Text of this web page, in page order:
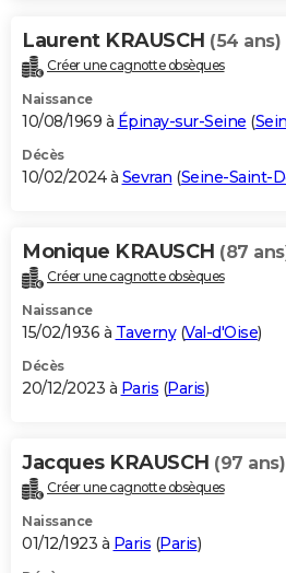
Carte de Noël
Carte Bonne année
Carte Saint-Valentin
Carte Pâques
Carte d'anniversaire
DICTIONNAIRE
Dictionnaire
Biographies
Citations
Expressions
Proverbes
PROGRAMME TV
S'inscrire
Se connecter
Lycées
Collèges
Primaires
Universités
Entreprises
Service militaire
Avis de recherche
AVIS DE DÉCÈS
Bricolage
Lifestyle
Culture
Sport
Auto
Television
Voyage
Cinema
Laurent KRAUSCH (54 ans)
Créer une cagnotte obsèques
Naissance
10/08/1969 à Épinay-sur-Seine (
Décès
10/02/2024 à Sevran (Seine-Saint-
Monique KRAUSCH (87
Créer une cagnotte obsèques
Naissance
15/02/1936 à Taverny(Val-d'Oise)
Décès
20/12/2023 à Paris (Paris)
Jacques KRAUSCH (97 ans)
Créer une cagnotte obsèques
Naissance
01/12/1923 à Paris (Paris)